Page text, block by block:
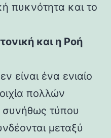
πυκνότητα και το
και η Ροή
είναι ένα ενιαίο
πολλών
τύπου
μεταξύ